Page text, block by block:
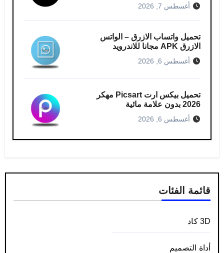
أغسطس 7, 2026
تحميل واتساب الازرق – الواتس
الازرق APK مجانا للاندرويد
أغسطس 6, 2026
تحميل بيكس ارت Picsart مهكر
2026 بدون علامة مائية
أغسطس 6, 2026
قائمة الفئات
3D كاد
أداة التصميم